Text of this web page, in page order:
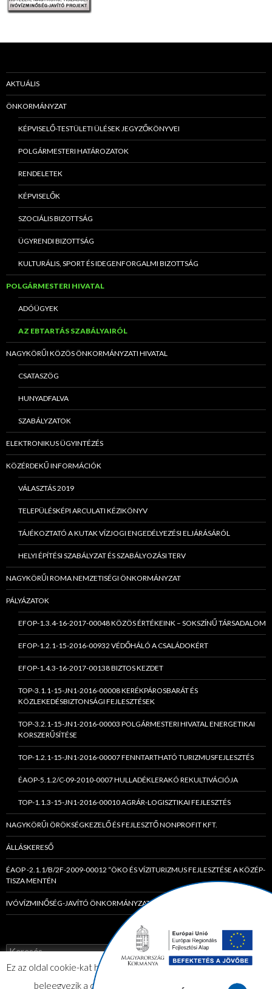
AKTUÁLIS
ÖNKORMÁNYZAT
KÉPVISELŐ-TESTÜLETI ÜLÉSEK JEGYZŐKÖNYVEI
POLGÁRMESTERI HATÁROZATOK
RENDELETEK
KÉPVISELŐK
SZOCIÁLIS BIZOTTSÁG
ÜGYRENDI BIZOTTSÁG
KULTURÁLIS, SPORT ÉS IDEGENFORGALMI BIZOTTSÁG
POLGÁRMESTERI HIVATAL
ADÓÜGYEK
AZ EBTARTÁS SZABÁLYAIRÓL
NAGYKÖRŰI KÖZÖS ÖNKORMÁNYZATI HIVATAL
CSATASZÖG
HUNYADFALVA
SZABÁLYZATOK
ELEKTRONIKUS ÜGYINTÉZÉS
KÖZÉRDEKŰ INFORMÁCIÓK
VÁLASZTÁS 2019
TELEPÜLÉSKÉPI ARCULATI KÉZIKÖNYV
TÁJÉKOZTATÓ A KUTAK VÍZJOGI ENGEDÉLYEZÉSI ELJÁRÁSÁRÓL
HELYI ÉPÍTÉSI SZABÁLYZAT ÉS SZABÁLYOZÁSI TERV
NAGYKÖRŰI ROMA NEMZETISÉGI ÖNKORMÁNYZAT
PÁLYÁZATOK
EFOP-1.3.4-16-2017-00048 KÖZÖS ÉRTÉKEINK – SOKSZÍNŰ TÁRSADALOM
EFOP-1.2.1-15-2016-00932 VÉDŐHÁLÓ A CSALÁDOKÉRT
EFOP-1.4.3-16-2017-00138 BIZTOS KEZDET
TOP-3.1.1-15-JN1-2016-00008 KERÉKPÁROSBARÁT ÉS
KÖZLEKEDÉSBIZTONSÁGI FEJLESZTÉSEK
TOP-3.2.1-15-JN1-2016-00003 POLGÁRMESTERI HIVATAL ENERGETIKAI
KORSZERŰSÍTÉSE
TOP-1.2.1-15-JN1-2016-00007 FENNTARTHATÓ TURIZMUSFEJLESZTÉS
ÉAOP-5.1.2/C-09-2010-0007 HULLADÉKLERAKÓ REKULTIVÁCIÓJA
TOP-1.1.3-15-JN1-2016-00010 AGRÁR-LOGISZTIKAI FEJLESZTÉS
NAGYKÖRŰI ÖRÖKSÉGKEZELŐ ÉS FEJLESZTŐ NONPROFIT KFT.
ÁLLÁSKERESŐ
ÉAOP -2.1.1/B/2F-2009-00012 “ÖKO ÉS VÍZITURIZMUS FEJLESZTÉSE A KÖZÉP-
TISZA MENTÉN
IVÓVÍZMINŐSÉG-JAVÍTÓ ÖNKORMÁNYZATI TÁRSULÁS
K
rEz az oldal cookie-kat használ. Az elfogadom gombra kattintva Ön
beleegyezik a cookie-k használatába.
Elfogadom